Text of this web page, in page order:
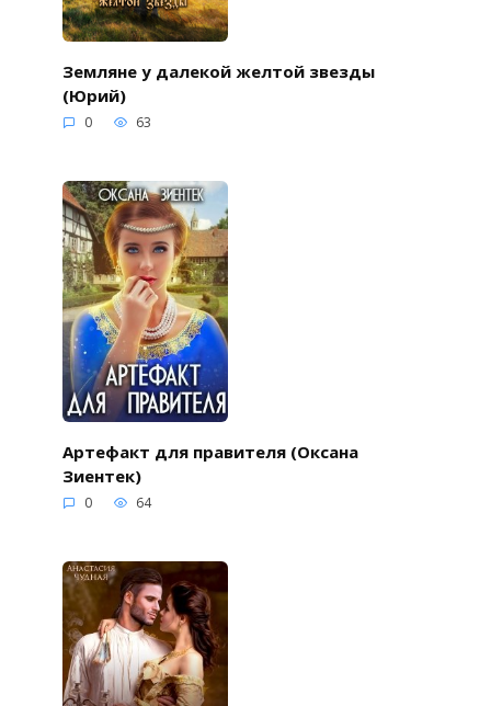
Земляне у далекой желтой звезды
(Юрий)
0 63
Артефакт для правителя (Оксана
Зиентек)
0 64